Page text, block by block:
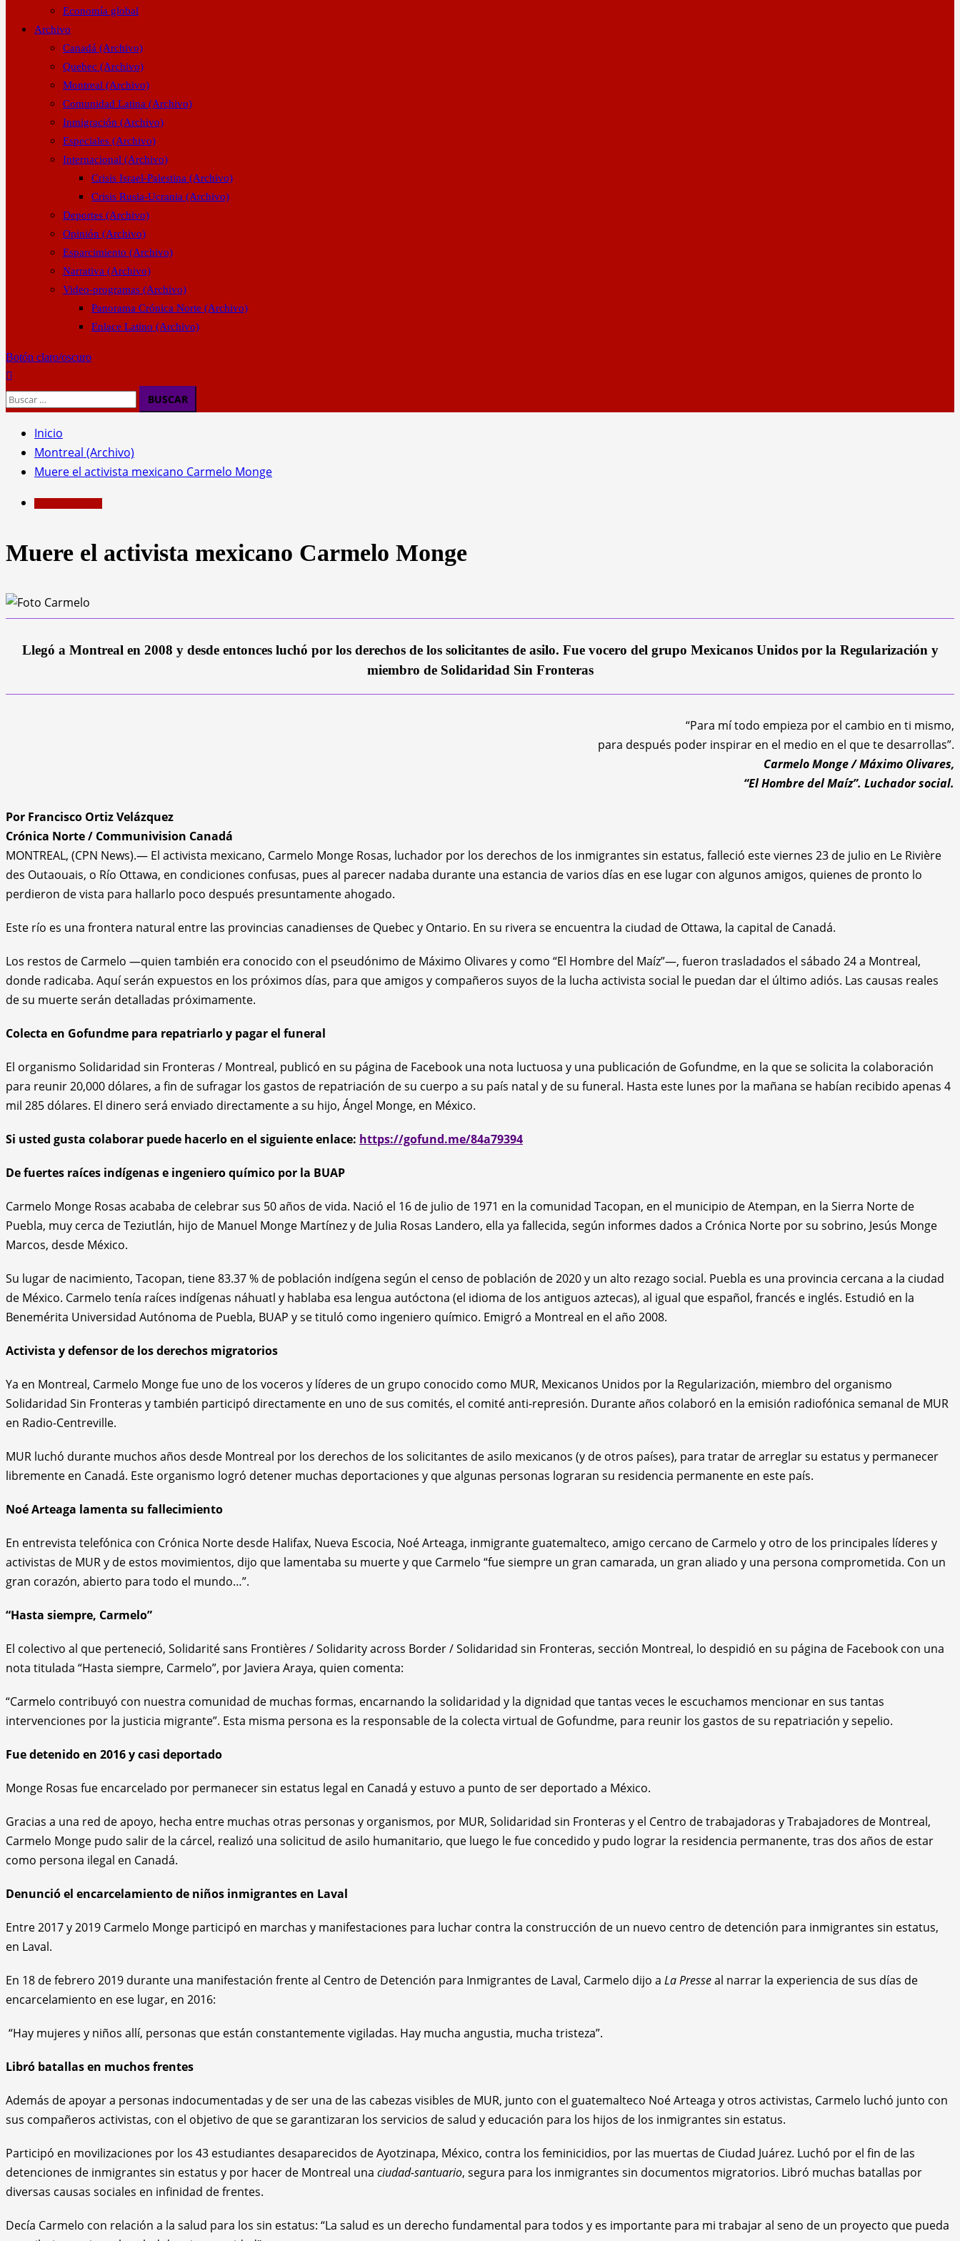
Economía global
Archivo
Canadá (Archivo)
Quebec (Archivo)
Montreal (Archivo)
Comunidad Latina (Archivo)
Inmigración (Archivo)
Especiales (Archivo)
Internacional (Archivo)
Crisis Israel-Palestina (Archivo)
Crisis Rusia-Ucrania (Archivo)
Deportes (Archivo)
Opinión (Archivo)
Esparcimiento (Archivo)
Narrativa (Archivo)
Video-programas (Archivo)
Panorama Crónica Norte (Archivo)
Enlace Latino (Archivo)
Botón claro/oscuro
Buscar:
Inicio
Montreal (Archivo)
Muere el activista mexicano Carmelo Monge
Muere el activista mexicano Carmelo Monge
Llegó a Montreal en 2008 y desde entonces luchó por los derechos de los solicitantes de asilo. Fue vocero del grupo Mexicanos Unidos por la Regularización y
miembro de Solidaridad Sin Fronteras
“Para mí todo empieza por el cambio en ti mismo,
para después poder inspirar en el medio en el que te desarrollas”.
Carmelo Monge / Máximo Olivares,
“El Hombre del Maíz”. Luchador social.
Por Francisco Ortiz Velázquez
Crónica Norte / Communivision Canadá
MONTREAL, (CPN News).— El activista mexicano, Carmelo Monge Rosas, luchador por los derechos de los inmigrantes sin estatus, falleció este viernes 23 de julio en Le Rivière
des Outaouais, o Río Ottawa, en condiciones confusas, pues al parecer nadaba durante una estancia de varios días en ese lugar con algunos amigos, quienes de pronto lo
perdieron de vista para hallarlo poco después presuntamente ahogado.
Este río es una frontera natural entre las provincias canadienses de Quebec y Ontario. En su rivera se encuentra la ciudad de Ottawa, la capital de Canadá.
Los restos de Carmelo —quien también era conocido con el pseudónimo de Máximo Olivares y como “El Hombre del Maíz”—, fueron trasladados el sábado 24 a Montreal,
donde radicaba. Aquí serán expuestos en los próximos días, para que amigos y compañeros suyos de la lucha activista social le puedan dar el último adiós. Las causas reales
de su muerte serán detalladas próximamente.
Colecta en Gofundme para repatriarlo y pagar el funeral
El organismo Solidaridad sin Fronteras / Montreal, publicó en su página de Facebook una nota luctuosa y una publicación de Gofundme, en la que se solicita la colaboración
para reunir 20,000 dólares, a fin de sufragar los gastos de repatriación de su cuerpo a su país natal y de su funeral. Hasta este lunes por la mañana se habían recibido apenas 4
mil 285 dólares. El dinero será enviado directamente a su hijo, Ángel Monge, en México.
Si usted gusta colaborar puede hacerlo en el siguiente enlace: https://gofund.me/84a79394
De fuertes raíces indígenas e ingeniero químico por la BUAP
Carmelo Monge Rosas acababa de celebrar sus 50 años de vida. Nació el 16 de julio de 1971 en la comunidad Tacopan, en el municipio de Atempan, en la Sierra Norte de
Puebla, muy cerca de Teziutlán, hijo de Manuel Monge Martínez y de Julia Rosas Landero, ella ya fallecida, según informes dados a Crónica Norte por su sobrino, Jesús Monge
Marcos, desde México.
Su lugar de nacimiento, Tacopan, tiene 83.37 % de población indígena según el censo de población de 2020 y un alto rezago social. Puebla es una provincia cercana a la ciudad
de México. Carmelo tenía raíces indígenas náhuatl y hablaba esa lengua autóctona (el idioma de los antiguos aztecas), al igual que español, francés e inglés. Estudió en la
Benemérita Universidad Autónoma de Puebla, BUAP y se tituló como ingeniero químico. Emigró a Montreal en el año 2008.
Activista y defensor de los derechos migratorios
Ya en Montreal, Carmelo Monge fue uno de los voceros y líderes de un grupo conocido como MUR, Mexicanos Unidos por la Regularización, miembro del organismo
Solidaridad Sin Fronteras y también participó directamente en uno de sus comités, el comité anti-represión. Durante años colaboró en la emisión radiofónica semanal de MUR
en Radio-Centreville.
MUR luchó durante muchos años desde Montreal por los derechos de los solicitantes de asilo mexicanos (y de otros países), para tratar de arreglar su estatus y permanecer
libremente en Canadá. Este organismo logró detener muchas deportaciones y que algunas personas lograran su residencia permanente en este país.
Noé Arteaga lamenta su fallecimiento
En entrevista telefónica con Crónica Norte desde Halifax, Nueva Escocia, Noé Arteaga, inmigrante guatemalteco, amigo cercano de Carmelo y otro de los principales líderes y
activistas de MUR y de estos movimientos, dijo que lamentaba su muerte y que Carmelo “fue siempre un gran camarada, un gran aliado y una persona comprometida. Con un
gran corazón, abierto para todo el mundo…”.
“Hasta siempre, Carmelo”
El colectivo al que perteneció, Solidarité sans Frontières / Solidarity across Border / Solidaridad sin Fronteras, sección Montreal, lo despidió en su página de Facebook con una
nota titulada “Hasta siempre, Carmelo”, por Javiera Araya, quien comenta:
“Carmelo contribuyó con nuestra comunidad de muchas formas, encarnando la solidaridad y la dignidad que tantas veces le escuchamos mencionar en sus tantas
intervenciones por la justicia migrante”. Esta misma persona es la responsable de la colecta virtual de Gofundme, para reunir los gastos de su repatriación y sepelio.
Fue detenido en 2016 y casi deportado
Monge Rosas fue encarcelado por permanecer sin estatus legal en Canadá y estuvo a punto de ser deportado a México.
Gracias a una red de apoyo, hecha entre muchas otras personas y organismos, por MUR, Solidaridad sin Fronteras y el Centro de trabajadoras y Trabajadores de Montreal,
Carmelo Monge pudo salir de la cárcel, realizó una solicitud de asilo humanitario, que luego le fue concedido y pudo lograr la residencia permanente, tras dos años de estar
como persona ilegal en Canadá.
Denunció el encarcelamiento de niños inmigrantes en Laval
Entre 2017 y 2019 Carmelo Monge participó en marchas y manifestaciones para luchar contra la construcción de un nuevo centro de detención para inmigrantes sin estatus,
en Laval.
En 18 de febrero 2019 durante una manifestación frente al Centro de Detención para Inmigrantes de Laval, Carmelo dijo a La Presseal narrar la experiencia de sus días de
encarcelamiento en ese lugar, en 2016:
“Hay mujeres y niños allí, personas que están constantemente vigiladas. Hay mucha angustia, mucha tristeza”.
Libró batallas en muchos frentes
Además de apoyar a personas indocumentadas y de ser una de las cabezas visibles de MUR, junto con el guatemalteco Noé Arteaga y otros activistas, Carmelo luchó junto con
sus compañeros activistas, con el objetivo de que se garantizaran los servicios de salud y educación para los hijos de los inmigrantes sin estatus.
Participó en movilizaciones por los 43 estudiantes desaparecidos de Ayotzinapa, México, contra los feminicidios, por las muertas de Ciudad Juárez. Luchó por el fin de las
detenciones de inmigrantes sin estatus y por hacer de Montreal una ciudad-santuario, segura para los inmigrantes sin documentos migratorios. Libró muchas batallas por
diversas causas sociales en infinidad de frentes.
Decía Carmelo con relación a la salud para los sin estatus: “La salud es un derecho fundamental para todos y es importante para mi trabajar al seno de un proyecto que pueda